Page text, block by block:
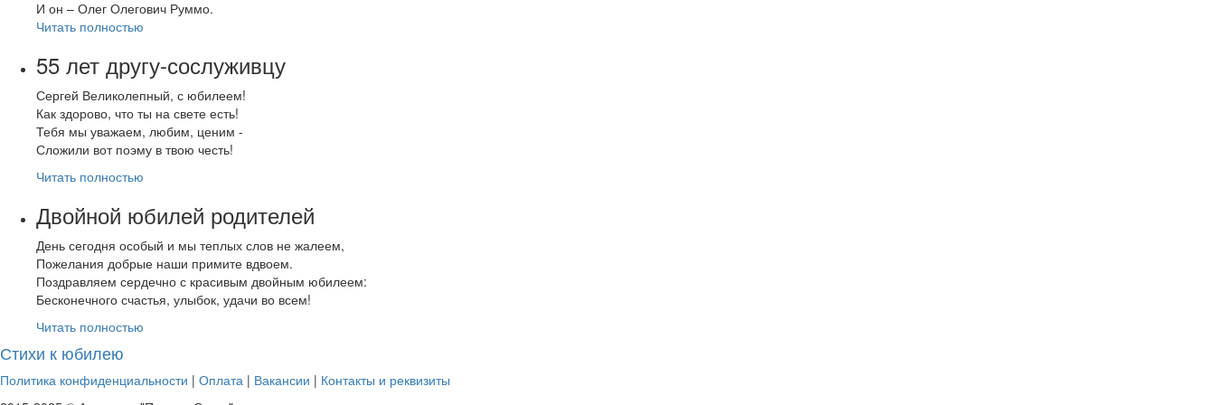
И он – Олег Олегович Руммо.
Читать полностью
55 лет другу-сослуживцу
Сергей Великолепный, с юбилеем!
Как здорово, что ты на свете есть!
Тебя мы уважаем, любим, ценим -
Сложили вот поэму в твою честь!
Читать полностью
Двойной юбилей родителей
День сегодня особый и мы теплых слов не жалеем,
Пожелания добрые наши примите вдвоем.
Поздравляем сердечно с красивым двойным юбилеем:
Бесконечного счастья, улыбок, удачи во всем!
Читать полностью
Стихи к юбилею
Политика конфиденциальности | Оплата | Вакансии | Контакты и реквизиты